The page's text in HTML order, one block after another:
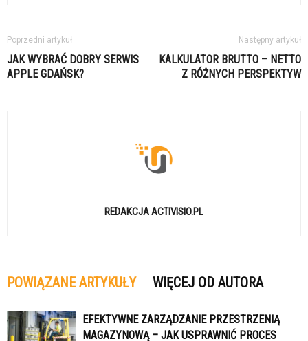
Poprzedni artykuł
JAK WYBRAĆ DOBRY SERWIS
APPLE GDAŃSK?
Następny artykuł
KALKULATOR BRUTTO – NETTO
Z RÓŻNYCH PERSPEKTYW
REDAKCJA ACTIVISIO.PL
POWIĄZANE ARTYKUŁY WIĘCEJ OD AUTORA
EFEKTYWNE ZARZĄDZANIE PRZESTRZENIĄ
MAGAZYNOWĄ – JAK USPRAWNIĆ PROCES